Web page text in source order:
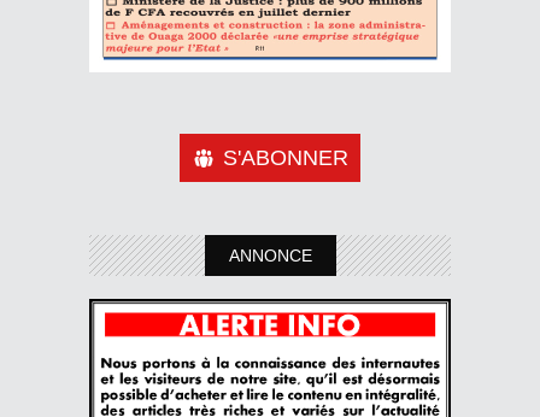
S'ABONNER
ANNONCE